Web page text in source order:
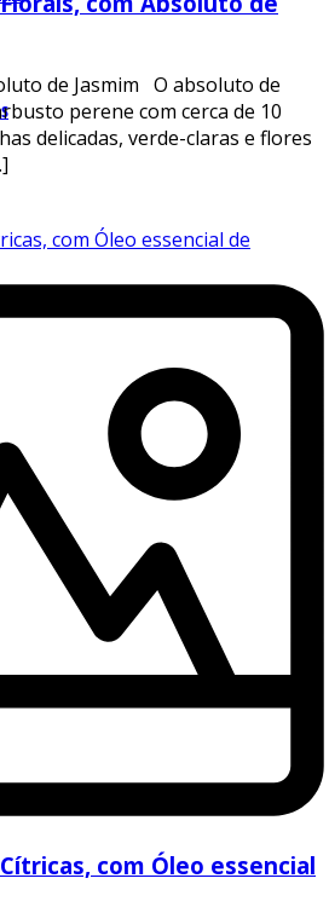
de Jasmim O absoluto de
perene com cerca de 10
delicadas, verde-claras e flores
com Óleo essencial